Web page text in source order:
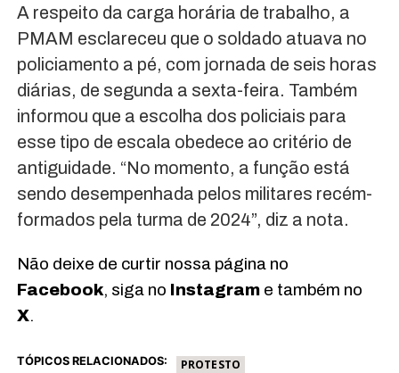
A respeito da carga horária de trabalho, a
PMAM esclareceu que o soldado atuava no
policiamento a pé, com jornada de seis horas
diárias, de segunda a sexta-feira. Também
informou que a escolha dos policiais para
esse tipo de escala obedece ao critério de
antiguidade. “No momento, a função está
sendo desempenhada pelos militares recém-
formados pela turma de 2024”, diz a nota.
Não deixe de curtir nossa página no
Facebook, siga no Instagrame também no
X.
TÓPICOS RELACIONADOS: PROTESTO